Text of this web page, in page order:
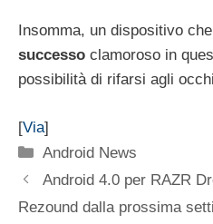
Insomma, un dispositivo
successo clamoroso in
possibilità di rifarsi agli
[Via]
Categorie
Android News
Android 4.0 per RAZR
Rezound dalla prossima